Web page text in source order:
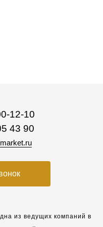
12-10
43 90
из ведущих компаний в